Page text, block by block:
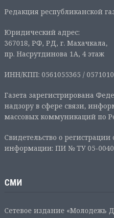
Редакция республиканской
Юридический адрес:
367018, РФ, РД, г. Махачкала,
пр. Насрутдинова 1А, 4 этаж
ИНН/КПП: 0561055365 /
Газета зарегистрирована
надзору в сфере связи,
массовых коммуникаций по
Свидетельство о регистрации
информации: ПИ № ТУ 05-
СМИ
Сетевое издание «Молодежь